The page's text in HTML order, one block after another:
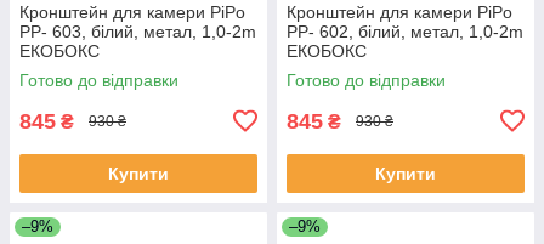
Кронштейн для камери PiPo
PP- 603, білий, метал, 1,0-2m
ЕКОБОКС
Готово до відправки
845 ₴ 930 ₴
Купити
Кронштейн для камери PiPo
PP- 602, білий, метал, 1,0-2m
ЕКОБОКС
Готово до відправки
845 ₴ 930 ₴
Купити
–9% –9%